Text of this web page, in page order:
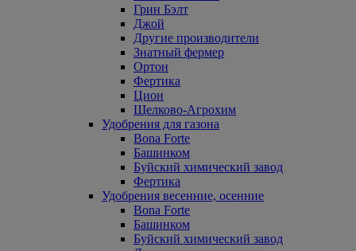
Грин Бэлт
Джой
Другие производители
Знатный фермер
Ортон
Фертика
Цион
Щелково-Агрохим
Удобрения для газона
Bona Forte
Башинком
Буйский химический завод
Фертика
Удобрения весенние, осенние
Bona Forte
Башинком
Буйский химический завод